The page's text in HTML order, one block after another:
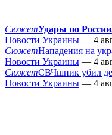
СюжетУдары по
Новости Украины — 4
СюжетНападения на
Новости Украины — 4
СюжетСВЧшник убил
Новости Украины — 4